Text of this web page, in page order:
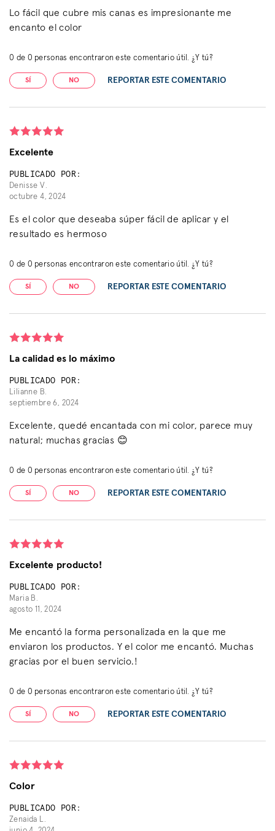
Lo fácil que cubre mis canas es impresionante me
encanto el color
0 de 0 personas encontraron este comentario útil. ¿Y tú?
SÍ NO REPORTAR ESTE COMENTARIO
Excelente
PUBLICADO POR:
Denisse V.
octubre 4, 2024
Es el color que deseaba súper fácil de aplicar y el
resultado es hermoso
0 de 0 personas encontraron este comentario útil. ¿Y tú?
SÍ NO REPORTAR ESTE COMENTARIO
La calidad es lo máximo
PUBLICADO POR:
Lilianne B.
septiembre 6, 2024
Excelente, quedé encantada con mi color, parece muy
natural; muchas gracias 😊
0 de 0 personas encontraron este comentario útil. ¿Y tú?
SÍ NO REPORTAR ESTE COMENTARIO
Excelente producto!
PUBLICADO POR:
Maria B.
agosto 11, 2024
Me encantó la forma personalizada en la que me
enviaron los productos. Y el color me encantó. Muchas
gracias por el buen servicio.!
0 de 0 personas encontraron este comentario útil. ¿Y tú?
SÍ NO REPORTAR ESTE COMENTARIO
Color
PUBLICADO POR:
Zenaida L.